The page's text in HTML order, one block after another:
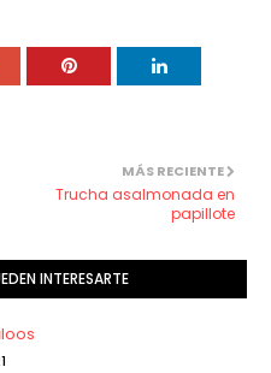
MÁS RECIENTE
Trucha asalmonada en
papillote
INTERESARTE